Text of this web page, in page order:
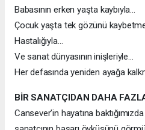
Babasının erken yaşta kaybıyla…
Çocuk yaşta tek gözünü
Hastalığıyla…
Ve sanat dünyasının inişleriyle…
Her defasında yeniden ayağa
BİR SANATÇIDAN DAHA
Cansever’in hayatına